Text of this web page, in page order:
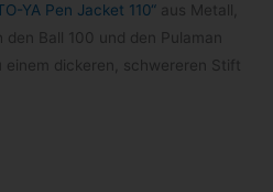
​YA Pen Jacket 110“ aus Metall,
Ball 100 und den Pula­man
einem dicke­ren, schwe­re­ren Stift